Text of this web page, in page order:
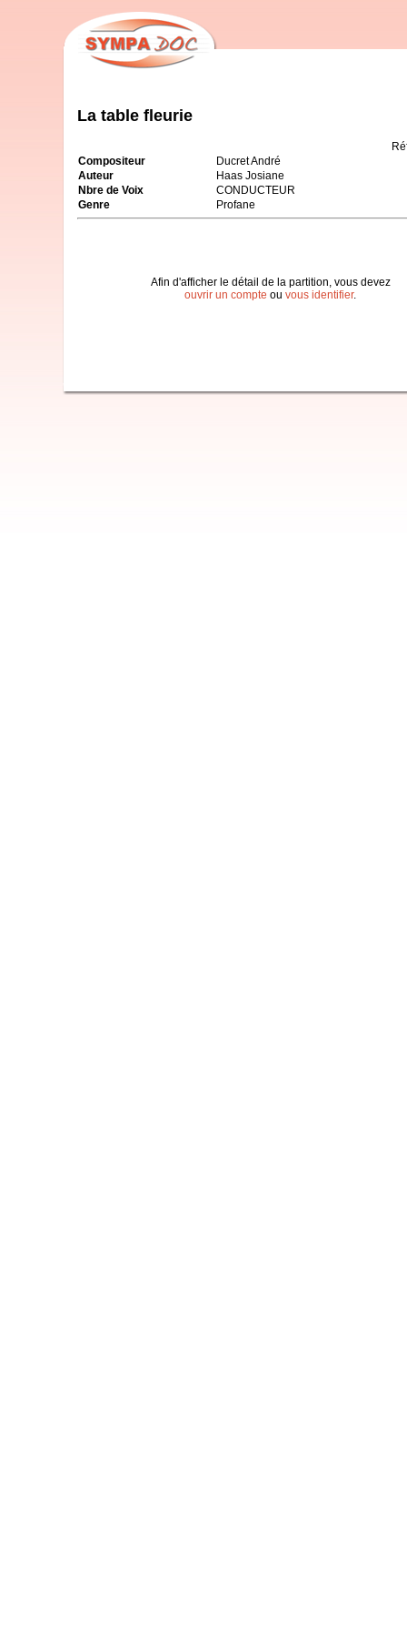
La table fleurie
Compositeur
Ducret André
Auteur
Haas Josiane
Nbre de Voix
CONDUCTEUR
Genre
Profane
Afin d'afficher le détail de la partition, vous devez
ouvrir un compte ou vous identifier.